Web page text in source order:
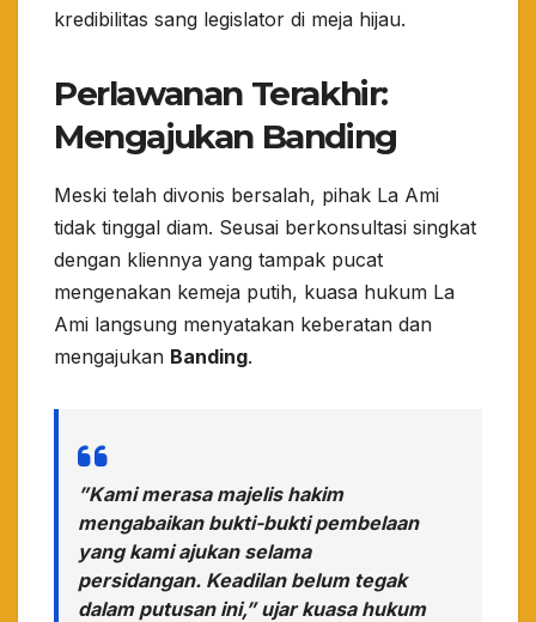
kredibilitas sang legislator di meja hijau.
​Perlawanan Terakhir:
Mengajukan Banding
​Meski telah divonis bersalah, pihak La Ami
tidak tinggal diam. Seusai berkonsultasi singkat
dengan kliennya yang tampak pucat
mengenakan kemeja putih, kuasa hukum La
Ami langsung menyatakan keberatan dan
mengajukan Banding.
​”Kami merasa majelis hakim
mengabaikan bukti-bukti pembelaan
yang kami ajukan selama
persidangan. Keadilan belum tegak
dalam putusan ini,” ujar kuasa hukum